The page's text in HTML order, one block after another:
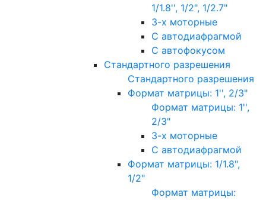
1/1.8'', 1/2", 1/2.7"
3-х моторные
С автодиафрагмой
С автофокусом
Стандартного разрешения
Стандартного разрешения
Формат матрицы: 1'', 2/3"
Формат матрицы: 1'',
2/3"
3-х моторные
С автодиафрагмой
Формат матрицы: 1/1.8",
1/2"
Формат матрицы: